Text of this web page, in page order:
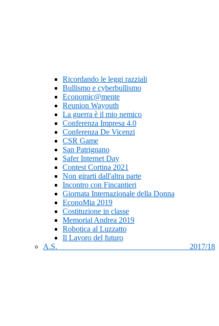
Ricordando le leggi razziali
Bullismo e cyberbullismo
Economic@mente
Reunion Wayouth
La guerra è il mio nemico
Conferenza Impresa 4.0
Conferenza De Vicenzi
CSR Game
San Patrignano
Safer Internet Day
Contest Cortina 2021
Non girarti dall'altra parte
Incontro con Fincantieri
Giornata Internazionale della Donna
EconoMia 2019
Costituzione in classe
Memorial Andrea 2019
Robotica al Luzzatto
Il Lavoro del futuro
A.S. 2017/18